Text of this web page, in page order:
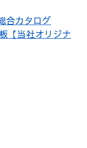
合カタログ
【当社オリジナ